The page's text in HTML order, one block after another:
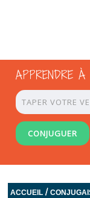
APPRENDRE À
CONJUGUER
ACCUEIL /